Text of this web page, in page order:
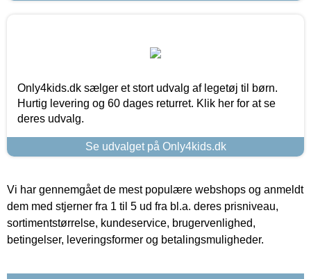
Only4kids.dk sælger et stort udvalg af legetøj til børn.
Hurtig levering og 60 dages returret. Klik her for at se
deres udvalg.
Se udvalget på Only4kids.dk
Vi har gennemgået de mest populære webshops og anmeldt
dem med stjerner fra 1 til 5 ud fra bl.a. deres prisniveau,
sortimentstørrelse, kundeservice, brugervenlighed,
betingelser, leveringsformer og betalingsmuligheder.